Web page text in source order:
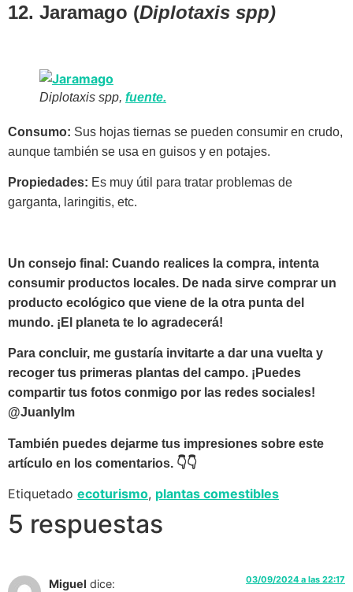
12. Jaramago (Diplotaxis spp)
Diplotaxis spp, fuente.
Consumo: Sus hojas tiernas se pueden consumir en crudo,
aunque también se usa en guisos y en potajes.
Propiedades: Es muy útil para tratar problemas de
garganta, laringitis, etc.
Un consejo final: Cuando realices la compra, intenta
consumir productos locales. De nada sirve comprar un
producto ecológico que viene de la otra punta del
mundo. ¡El planeta te lo agradecerá!
Para concluir, me gustaría invitarte a dar una vuelta y
recoger tus primeras plantas del campo. ¡Puedes
compartir tus fotos conmigo por las redes sociales!
@Juanlylm
También puedes dejarme tus impresiones sobre este
artículo en los comentarios. 👇👇
Etiquetado ecoturismo, plantas comestibles
5 respuestas
Miguel dice: 03/09/2024 a las 22:17